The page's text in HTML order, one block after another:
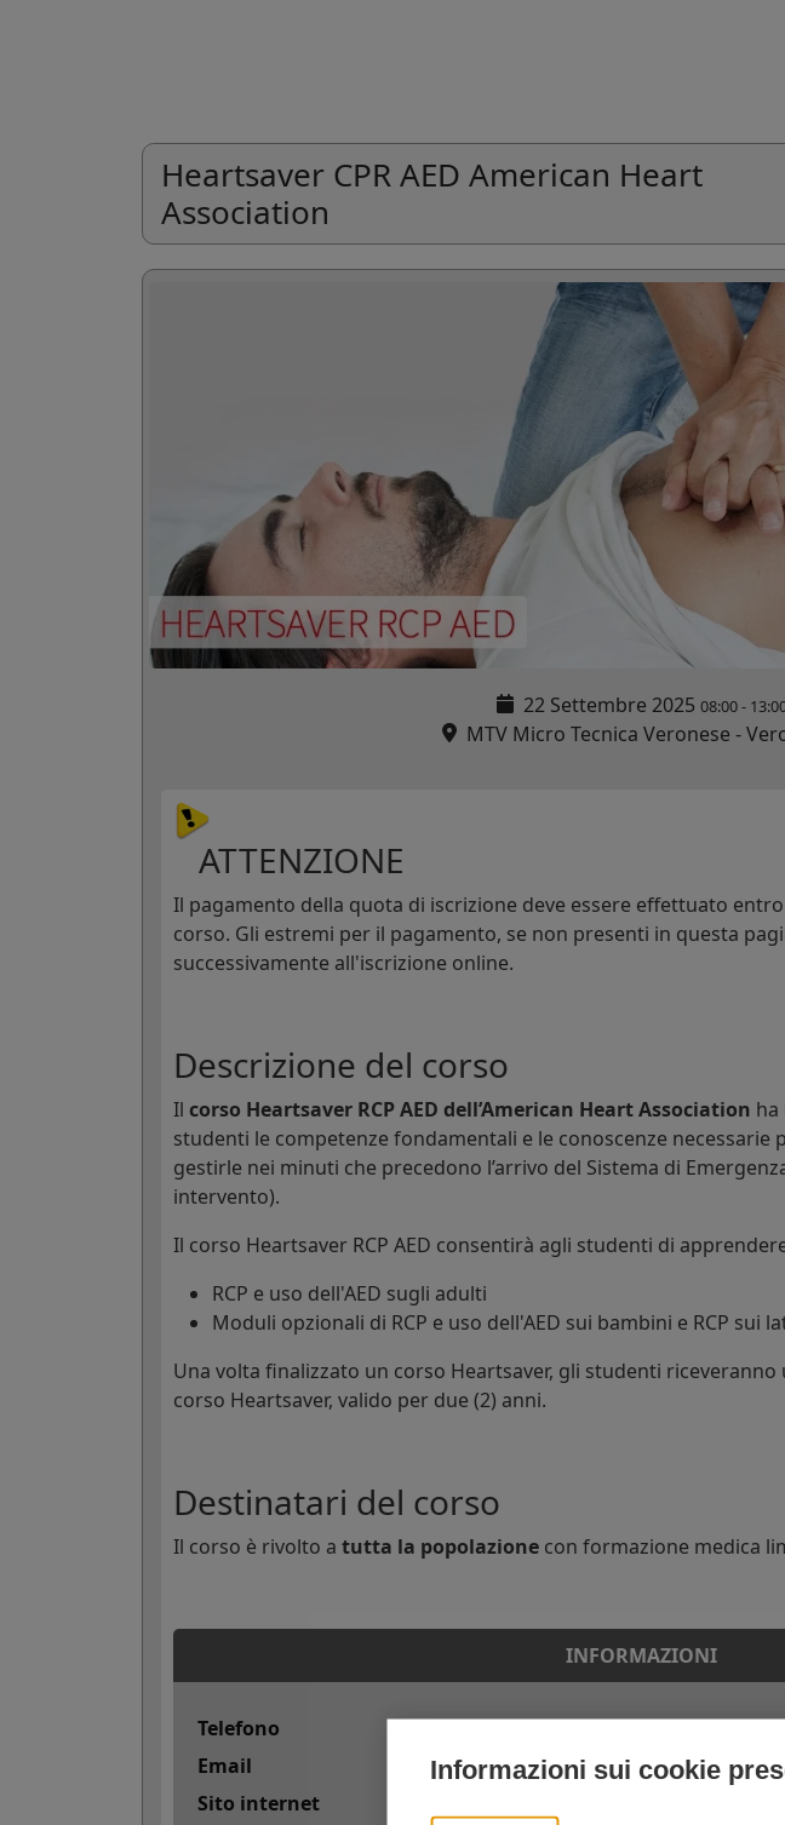
Heartsaver CPR AED American Heart
Association
22 Settembre 2025 08:00-
MTV Micro Tecnica Veronese -
ATTENZIONE
Il pagamento della quota di iscrizione deve essere effettuato
corso. Gli estremi per il pagamento, se non presenti in questa
successivamente all'iscrizione online.
Descrizione del corso
Il corso Heartsaver RCP AED dell’American Heart Association ha
studenti le competenze fondamentali e le conoscenze necessarie
gestirle nei minuti che precedono l’arrivo del Sistema di
intervento).
Il corso Heartsaver RCP AED consentirà agli studenti di
RCP e uso dell'AED sugli adulti
Moduli opzionali di RCP e uso dell'AED sui bambini e RCP sui
Una volta finalizzato un corso Heartsaver, gli studenti
corso Heartsaver, valido per due (2) anni.
Destinatari del corso
Il corso è rivolto a tutta la popolazione con formazione medica
INFORMAZIONI
Telefono
Email
Sito internet
Informazioni sui cookie